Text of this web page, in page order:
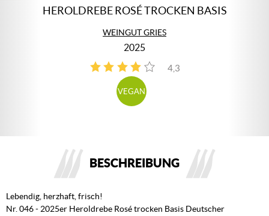
HEROLDREBE ROSÉ TROCKEN BASIS
WEINGUT GRIES
2025
4,3
3
VEGAN
BESCHREIBUNG
Lebendig, herzhaft, frisch!
Nr. 046 - 2025er Heroldrebe Rosé trocken Basis Deutscher